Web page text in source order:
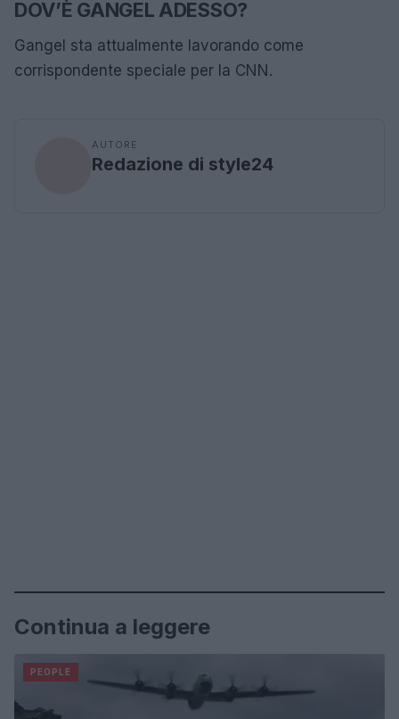
DOV’È GANGEL ADESSO?
Gangel sta attualmente lavorando come
corrispondente speciale per la CNN.
AUTORE
Redazione di style24
Continua a leggere
PEOPLE